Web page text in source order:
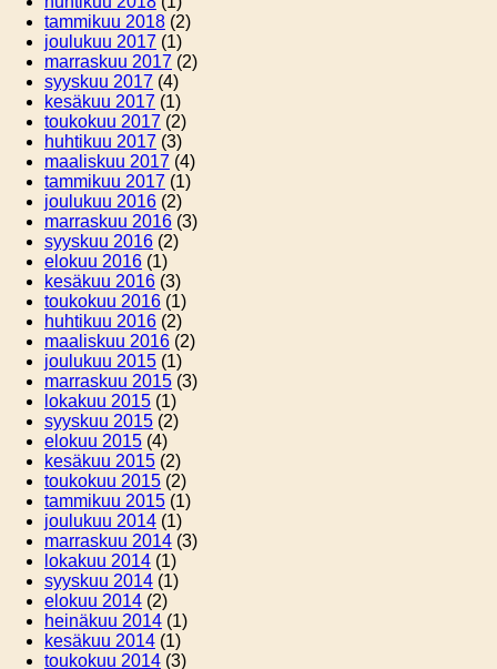
tammikuu 2018 (2)
joulukuu 2017 (1)
marraskuu 2017 (2)
syyskuu 2017 (4)
kesäkuu 2017 (1)
toukokuu 2017 (2)
huhtikuu 2017 (3)
maaliskuu 2017 (4)
tammikuu 2017 (1)
joulukuu 2016 (2)
marraskuu 2016 (3)
syyskuu 2016 (2)
elokuu 2016 (1)
kesäkuu 2016 (3)
toukokuu 2016 (1)
huhtikuu 2016 (2)
maaliskuu 2016 (2)
joulukuu 2015 (1)
marraskuu 2015 (3)
lokakuu 2015 (1)
syyskuu 2015 (2)
elokuu 2015 (4)
kesäkuu 2015 (2)
toukokuu 2015 (2)
tammikuu 2015 (1)
joulukuu 2014 (1)
marraskuu 2014 (3)
lokakuu 2014 (1)
syyskuu 2014 (1)
elokuu 2014 (2)
heinäkuu 2014 (1)
kesäkuu 2014 (1)
toukokuu 2014 (3)